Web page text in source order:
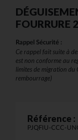
FOURRURE
Rappel Sécurité :
Ce rappel fait suite à
est non conforme au
limites de migration du
rembourrage)
Référence :
PJQFIU-CCC-